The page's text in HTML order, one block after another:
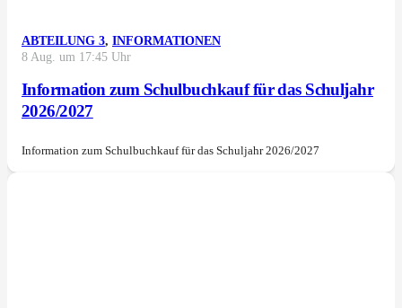
ABTEILUNG 3, INFORMATIONEN
8 Aug. um 17:45 Uhr
Information zum Schulbuchkauf für das Schuljahr
2026/2027
Information zum Schulbuchkauf für das Schuljahr 2026/2027